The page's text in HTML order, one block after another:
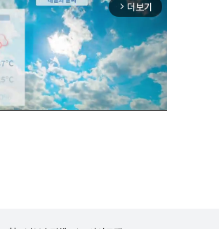
arrow_forward_ios 더보기